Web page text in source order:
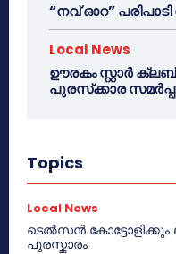
“നവ് ഓറ” പരിപാടി
Local News
ഊരകം സ്റ്റാർ
പുരസ്‌ക്കാര
Topics
Local News
ടെൽസൻ
പുരസ്കാരം